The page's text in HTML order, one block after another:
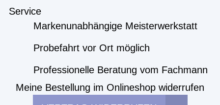
Service
Markenunabhängige Meisterwerkstatt
Probefahrt vor Ort möglich
Professionelle Beratung vom Fachmann
Meine Bestellung im Onlineshop widerrufen